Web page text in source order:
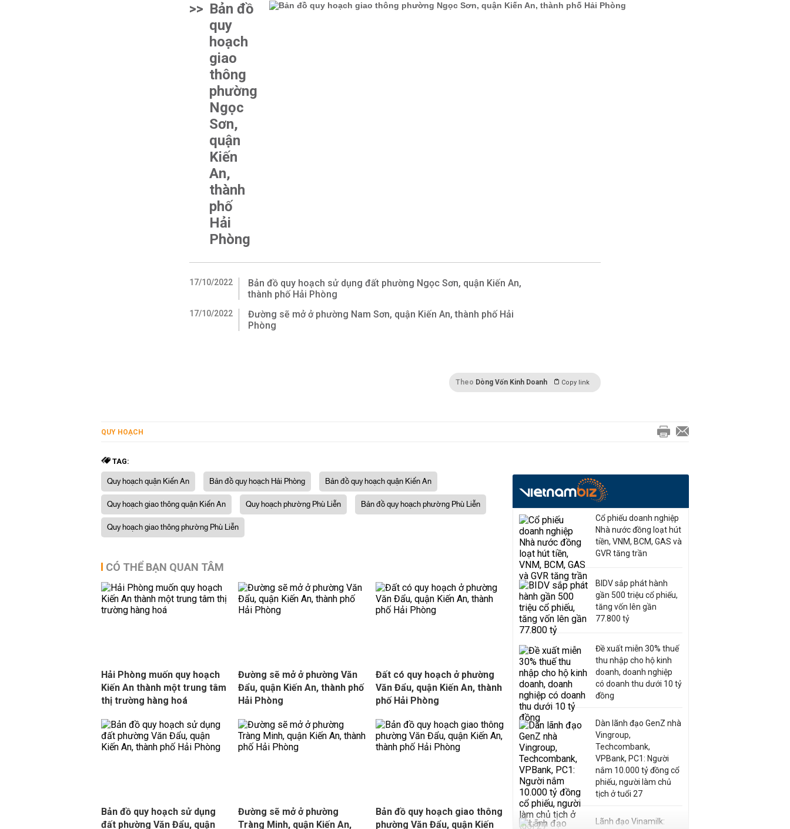
>> Bản đồ
quy
hoạch
giao
thông
phường
Ngọc
Sơn,
quận
Kiến
An,
thành
phố
Hải
Phòng
17/10/2022
Bản đồ quy hoạch sử dụng đất phường Ngọc Sơn, quận Kiến An,
thành phố Hải Phòng
17/10/2022
Đường sẽ mở ở phường Nam Sơn, quận Kiến An, thành phố Hải
Phòng
Theo Dòng Vốn Kinh Doanh Copy link
QUY HOẠCH
TAG:
Quy hoạch quận Kiến An Bản đồ quy hoạch Hải Phòng
Bản đồ quy hoạch quận Kiến An
Quy hoạch giao thông quận Kiến An
Quy hoạch phường Phù Liễn
Bản đồ quy hoạch phường Phù Liễn
Quy hoạch giao thông phường Phù Liễn
CÓ THỂ BẠN QUAN TÂM
Hải Phòng muốn quy hoạch
Kiến An thành một trung tâm
thị trường hàng hoá
Đường sẽ mở ở phường Văn
Đẩu, quận Kiến An, thành phố
Hải Phòng
Đất có quy hoạch ở phường
Văn Đẩu, quận Kiến An, thành
phố Hải Phòng
Bản đồ quy hoạch sử dụng
đất phường Văn Đẩu, quận
Đường sẽ mở ở phường
Tràng Minh, quận Kiến An,
Bản đồ quy hoạch giao thông
phường Văn Đẩu, quận Kiến
Cổ phiếu doanh nghiệp
Nhà nước đồng loạt hút
tiền, VNM, BCM, GAS và
GVR tăng trần
BIDV sắp phát hành
gần 500 triệu cổ phiếu,
tăng vốn lên gần
77.800 tỷ
Đề xuất miễn 30% thuế
thu nhập cho hộ kinh
doanh, doanh nghiệp
có doanh thu dưới 10 tỷ
đồng
Dàn lãnh đạo GenZ nhà
Vingroup,
Techcombank,
VPBank, PC1: Người
nắm 10.000 tỷ đồng cổ
phiếu, người làm chủ
tịch ở tuổi 27
Lãnh đạo Vinamilk: